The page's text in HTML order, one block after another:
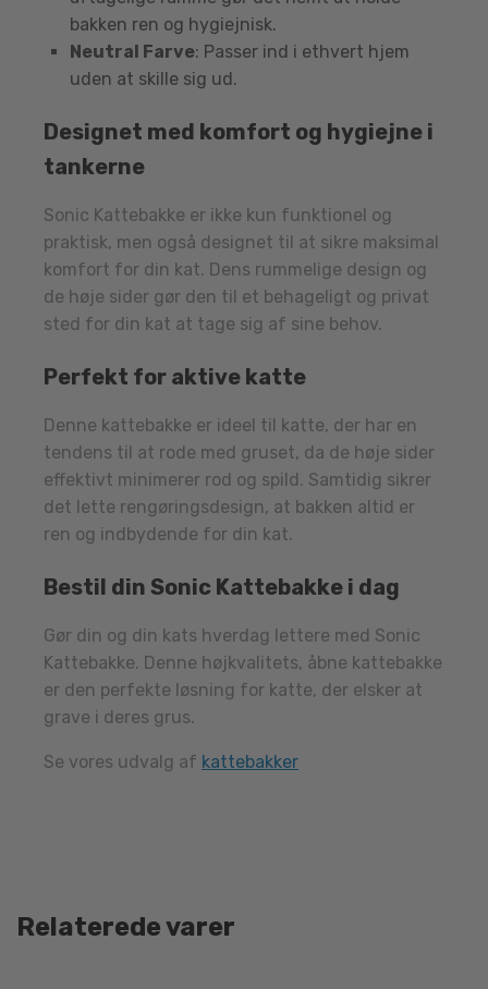
bakken ren og hygiejnisk.
Neutral Farve: Passer ind i ethvert hjem
uden at skille sig ud.
Designet med komfort og hygiejne i
tankerne
Sonic Kattebakke er ikke kun funktionel og
praktisk, men også designet til at sikre maksimal
komfort for din kat. Dens rummelige design og
de høje sider gør den til et behageligt og privat
sted for din kat at tage sig af sine behov.
Perfekt for aktive katte
Denne kattebakke er ideel til katte, der har en
tendens til at rode med gruset, da de høje sider
effektivt minimerer rod og spild. Samtidig sikrer
det lette rengøringsdesign, at bakken altid er
ren og indbydende for din kat.
Bestil din Sonic Kattebakke i dag
Gør din og din kats hverdag lettere med Sonic
Kattebakke. Denne højkvalitets, åbne kattebakke
er den perfekte løsning for katte, der elsker at
grave i deres grus.
Se vores udvalg af kattebakker
Relaterede varer